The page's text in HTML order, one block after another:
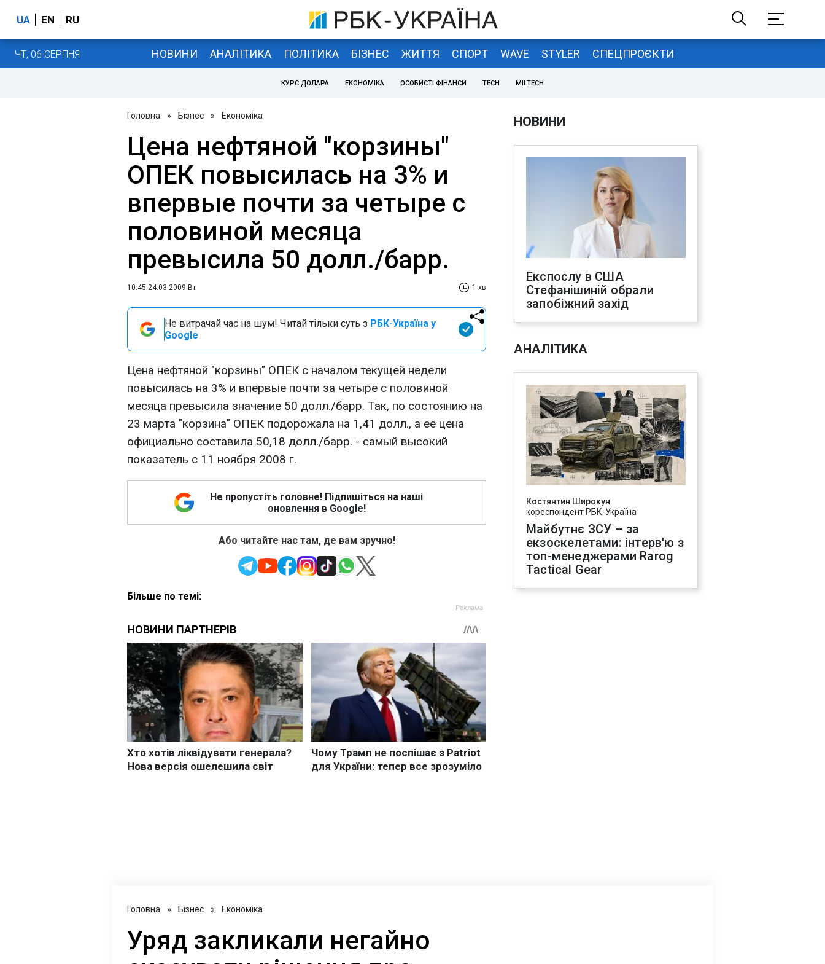
UA EN RU
ЧТ, 06 СЕРПНЯ НОВИНИ АНАЛІТИКА ПОЛІТИКА БІЗНЕС ЖИТТЯ СПОРТ WAVE STYLER СПЕЦПРОЄКТИ
КУРС ДОЛАРА ЕКОНОМІКА ОСОБИСТІ ФІНАНСИ TECH MILTECH
Головна » Бізнес » Економіка
Цена нефтяной "корзины"
ОПЕК повысилась на 3% и
впервые почти за четыре с
половиной месяца
превысила 50 долл./барр.
10:45 24.03.2009 Вт 1 хв
Не витрачай час на шум! Читай тільки суть з РБК-Україна у
Google
Цена нефтяной "корзины" ОПЕК с началом текущей недели
повысилась на 3% и впервые почти за четыре с половиной
месяца превысила значение 50 долл./барр. Так, по состоянию на
23 марта "корзина" ОПЕК подорожала на 1,41 долл., а ее цена
официально составила 50,18 долл./барр. - самый высокий
показатель с 11 ноября 2008 г.
Не пропустіть головне! Підпишіться на наші
оновлення в Google!
Або читайте нас там, де вам зручно!
Більше по темі:
НОВИНИ
Експослу в США
Стефанішиній обрали
запобіжний захід
АНАЛІТИКА
Костянтин Широкун
кореспондент РБК-Україна
Майбутнє ЗСУ – за
екзоскелетами: інтерв'ю з
топ-менеджерами Rarog
Tactical Gear
Головна » Бізнес » Економіка
Уряд закликали негайно